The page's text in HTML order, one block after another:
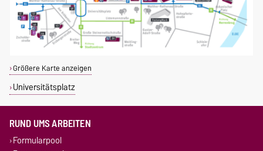
Größere Karte anzeigen
Universitätsplatz
RUND UMS ARBEITEN
Formularpool